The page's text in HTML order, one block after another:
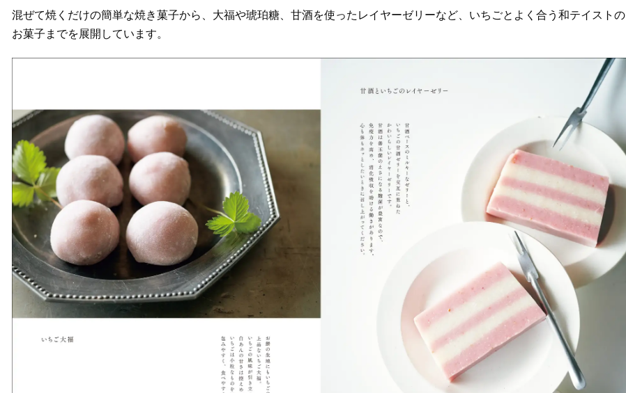
混ぜて焼くだけの簡単な焼き菓子から、大福や琥珀糖、甘酒を使ったレイヤーゼリーなど、いちごとよく合う和テイストの
お菓子までを展開しています。